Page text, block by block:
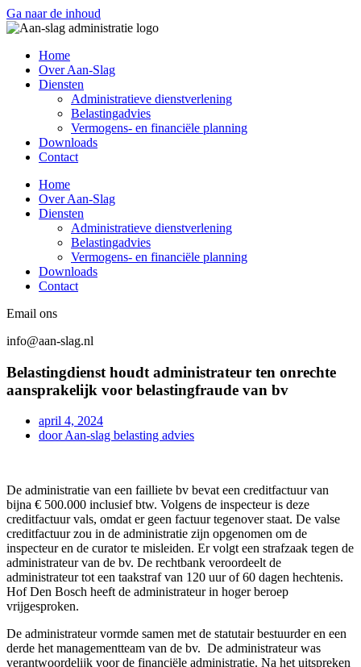
Ga naar de inhoud
Home
Over Aan-Slag
Diensten
Administratieve dienstverlening
Belastingadvies
Vermogens- en financiële planning
Downloads
Contact
Home
Over Aan-Slag
Diensten
Administratieve dienstverlening
Belastingadvies
Vermogens- en financiële planning
Downloads
Contact
Email ons
info@aan-slag.nl
Belastingdienst houdt administrateur ten onrechte
aansprakelijk voor belastingfraude van bv
april 4, 2024
doorAan-slag belasting advies
De administratie van een failliete bv bevat een creditfactuur van
bijna € 500.000 inclusief btw. Volgens de inspecteur is deze
creditfactuur vals, omdat er geen factuur tegenover staat. De valse
creditfactuur zou in de administratie zijn opgenomen om de
inspecteur en de curator te misleiden. Er volgt een strafzaak tegen de
administrateur van de bv. De rechtbank veroordeelt de
administrateur tot een taakstraf van 120 uur of 60 dagen hechtenis.
Hof Den Bosch heeft de administrateur in hoger beroep
vrijgesproken.
De administrateur vormde samen met de statutair bestuurder en een
derde het managementteam van de bv. De administrateur was
verantwoordelijk voor de financiële administratie. Na het uitspreken